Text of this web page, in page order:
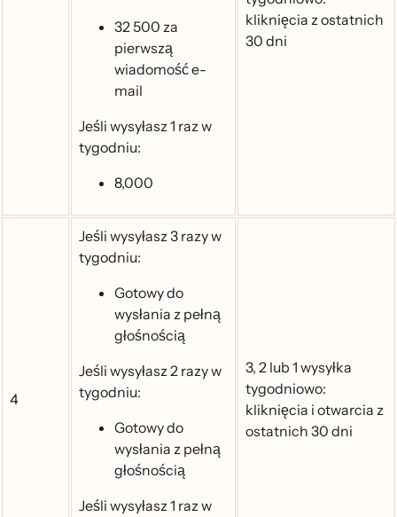
32 500 za
pierwszą
wiadomość e-
mail
Jeśli wysyłasz 1 raz w
tygodniu:
8,000
kliknięcia z ostatnich
30 dni
4
Jeśli wysyłasz 3 razy w
tygodniu:
Gotowy do
wysłania z pełną
głośnością
Jeśli wysyłasz 2 razy w
tygodniu:
Gotowy do
wysłania z pełną
głośnością
Jeśli wysyłasz 1 raz w
3, 2 lub 1 wysyłka
tygodniowo:
kliknięcia i otwarcia z
ostatnich 30 dni